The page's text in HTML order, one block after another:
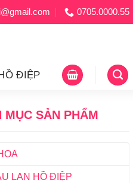
0705.0000.55
ĐIỆP
MỤC SẢN PHẨM
LAN HỒ ĐIỆP